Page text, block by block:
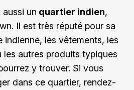
un quartier indien,
Il est très réputé pour sa
indienne, les vêtements, les
les autres produits typiques
y trouver. Si vous
dans ce quartier, rendez-